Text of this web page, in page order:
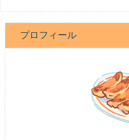
プロフィール